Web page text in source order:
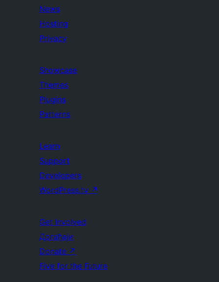
News
Hosting
Privacy
Showcase
Themes
Plugins
Patterns
Learn
Support
Developers
WordPress.tv ↗
Get Involved
Догађаји
Donate ↗
Five for the Future